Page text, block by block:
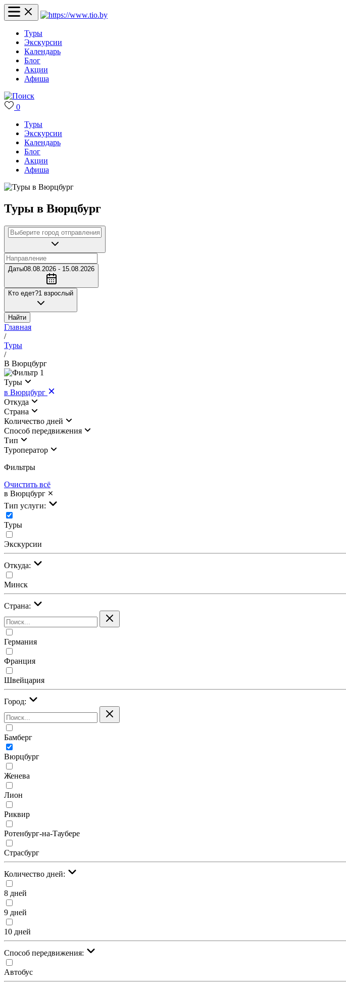
Туры
Экскурсии
Календарь
Блог
Акции
Афиша
0
Туры
Экскурсии
Календарь
Блог
Акции
Афиша
Туры в Вюрцбург
Даты08.08.2026 - 15.08.2026
Кто едет?1 взрослый
Найти
Главная
/
Туры
/
В Вюрцбург
1
Туры
в Вюрцбург
Откуда
Страна
Количество дней
Cпособ передвижения
Тип
Туроператор
Фильтры
Очистить всё
в Вюрцбург
Тип услуги:
Туры
Экскурсии
Откуда:
Минск
Страна:
Германия
Франция
Швейцария
Город:
Бамберг
Вюрцбург
Женева
Лион
Риквир
Ротенбург-на-Таубере
Страсбург
Количество дней:
8 дней
9 дней
10 дней
Cпособ передвижения:
Автобус